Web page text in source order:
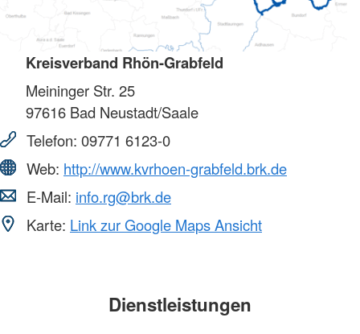
Kreisverband Rhön-Grabfeld
Meininger Str. 25
97616 Bad Neustadt/Saale
Telefon: 09771 6123-0
Web: http://www.kvrhoen-grabfeld.brk.de
E-Mail: info.rg@brk.de
Karte: Link zur Google Maps Ansicht
Dienstleistungen